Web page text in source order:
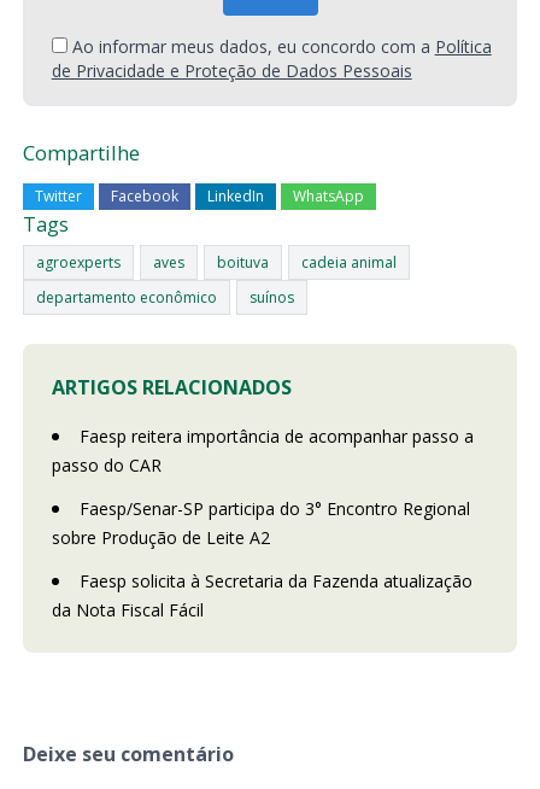
Ao informar meus dados, eu concordo com a Política
de Privacidade e Proteção de Dados Pessoais
Compartilhe
Twitter Facebook LinkedIn WhatsApp
Tags
agroexperts aves boituva
cadeia animal
departamento econômico
suínos
ARTIGOS RELACIONADOS
Faesp reitera importância de acompanhar passo a
passo do CAR
Faesp/Senar-SP participa do 3° Encontro Regional
sobre Produção de Leite A2
Faesp solicita à Secretaria da Fazenda atualização
da Nota Fiscal Fácil
Deixe seu comentário